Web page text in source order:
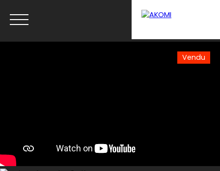
Vendu